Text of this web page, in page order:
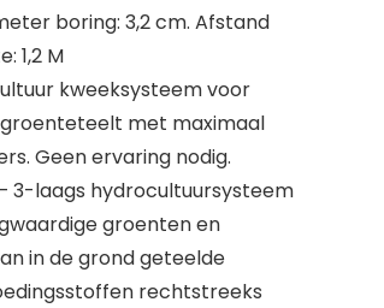
boring: 3,2 cm. Afstand
1,2 M
kweeksysteem voor
met maximaal
Geen ervaring nodig.
3-laags hydrocultuursysteem
groenten en
in de grond geteelde
rechtstreeks